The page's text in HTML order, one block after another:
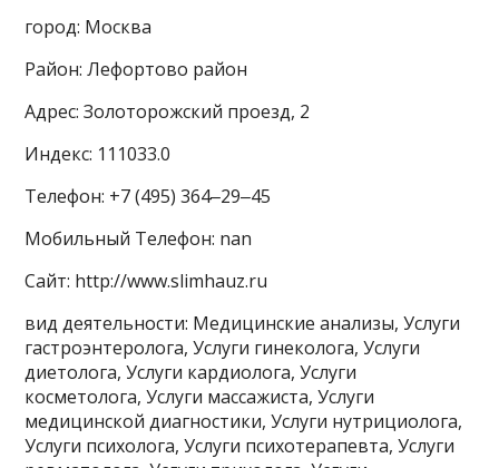
город: Москва
Район: Лефортово район
Адрес: Золоторожский проезд, 2
Индекс: 111033.0
Телефон: +7 (495) 364‒29‒45
Мобильный Телефон: nan
Сайт: http://www.slimhauz.ru
вид деятельности: Медицинские анализы, Услуги
гастроэнтеролога, Услуги гинеколога, Услуги
диетолога, Услуги кардиолога, Услуги
косметолога, Услуги массажиста, Услуги
медицинской диагностики, Услуги нутрициолога,
Услуги психолога, Услуги психотерапевта, Услуги